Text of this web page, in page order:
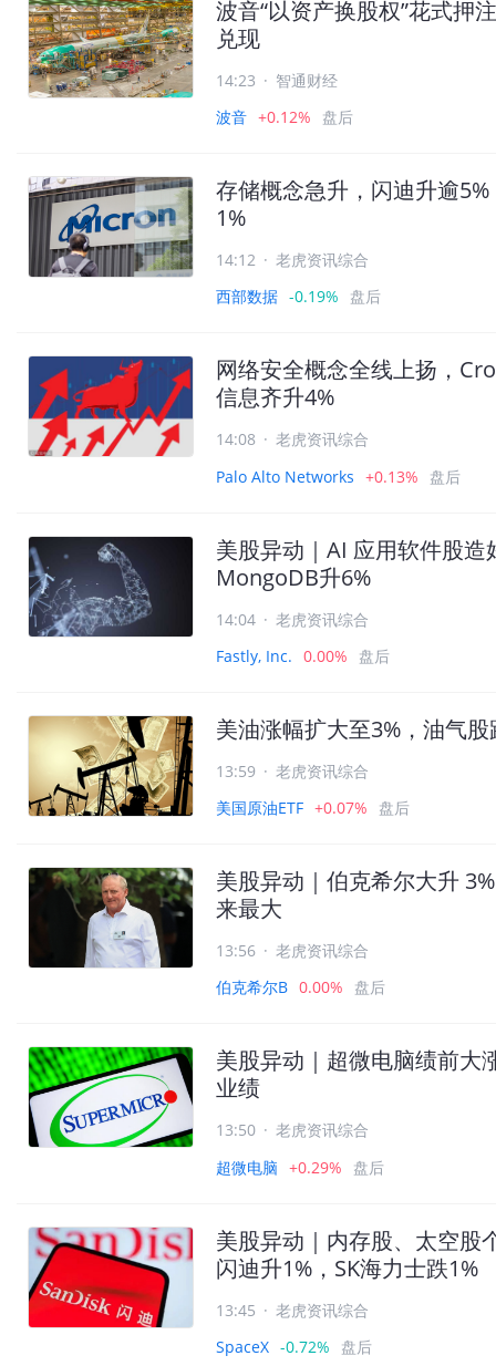
波音“以资产换股权”花式押
兑现
14:23 · 智通财经
波音 +0.12% 盘后
存储概念急升，闪迪升逾
1%
14:12 · 老虎资讯综合
西部数据 -0.19% 盘后
网络安全概念全线上扬，
信息齐升4%
14:08 · 老虎资讯综合
Palo Alto Networks +0.13% 盘后
美股异动｜AI 应用软件股
MongoDB升6%
14:04 · 老虎资讯综合
Fastly, Inc. 0.00% 盘后
美油涨幅扩大至3%，油气
13:59 · 老虎资讯综合
美国原油ETF +0.07% 盘后
美股异动｜伯克希尔大升
来最大
13:56 · 老虎资讯综合
伯克希尔B 0.00% 盘后
美股异动｜超微电脑绩前大
业绩
13:50 · 老虎资讯综合
超微电脑 +0.29% 盘后
美股异动｜内存股、太空股
闪迪升1%，SK海力士跌1%
13:45 · 老虎资讯综合
SpaceX -0.72% 盘后